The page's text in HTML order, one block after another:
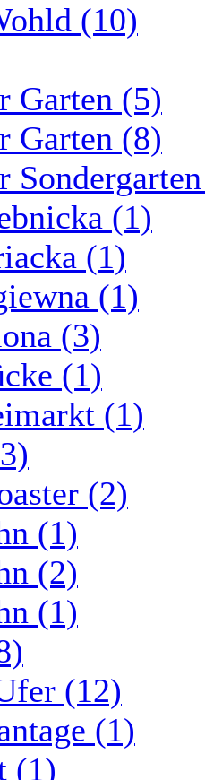
(10)
Garten (5)
Garten (8)
(1)
(1)
(1)
(3)
(1)
(1)
(2)
(1)
(2)
(1)
(12)
(1)
(1)